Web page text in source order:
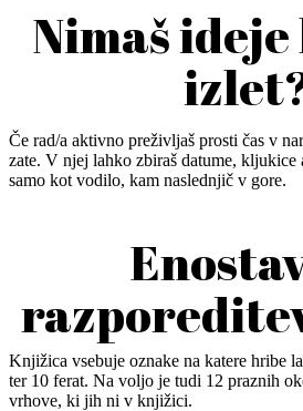
Nimaš
Če rad/a aktivno preživljaš prosti čas v
zate. V njej lahko zbiraš datume,
samo kot vodilo, kam naslednjič v gore.
Knjižica vsebuje oznake na katere hribe
ter 10 ferat. Na voljo je tudi 12 praznih
vrhove, ki jih ni v knjižici.